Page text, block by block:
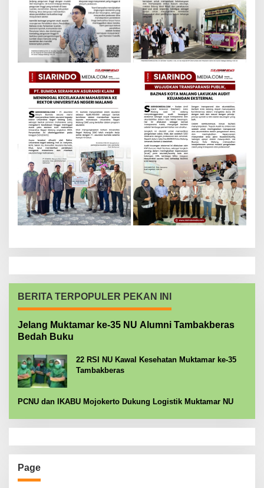
BERITA TERPOPULER PEKAN INI
Jelang Muktamar ke-35 NU Alumni Tambakberas
Bedah Buku
22 RSI NU Kawal Kesehatan Muktamar ke-35
Tambakberas
PCNU dan IKABU Mojokerto Dukung Logistik Muktamar NU
Page